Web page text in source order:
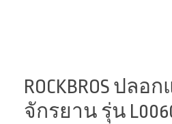
ROCKBROS ปลอ
จักรยาน รุ่น